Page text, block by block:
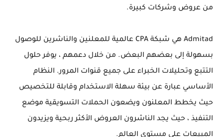
من عروض وشركات كبيرة.
Admitad هي شبكة CPA عالمية للمعلنين والناشرين للوصول
بسهولة إلى بعضهم البعض. من خلال دعمهم ، يوفر حلول
التتبع وتحليلات الخبراء على جميع قنوات المرور. النظام
الأساسي عبارة عن بيئة سهلة الاستخدام وقابلة للتخصيص
حيث يخطط المعلنون ويضعون الحملات التسويقية موضع
التنفيذ ، حيث يجد الناشرون العروض الأكثر ربحية ويزيدون
المبيعات على مستوى العالم.